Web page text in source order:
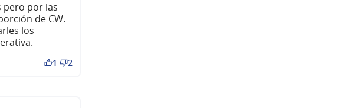
pero por las
de CW.
los
1 2